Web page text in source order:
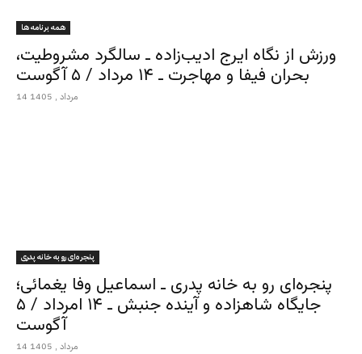
همه برنامه ها
ورزش از نگاه ایرج ادیب‌زاده ـ سالگرد مشروطیت،
بحران فیفا و مهاجرت ـ ۱۴ مرداد / ۵ آگوست
14 مرداد , 1405
پنجره‌ای رو به خانه پدری
پنجره‌ای رو به خانه پدری ـ اسماعیل وفا یغمائی؛
جایگاه شاهزاده و آینده جنبش ـ ۱۴ امرداد / ۵
آگوست
14 مرداد , 1405